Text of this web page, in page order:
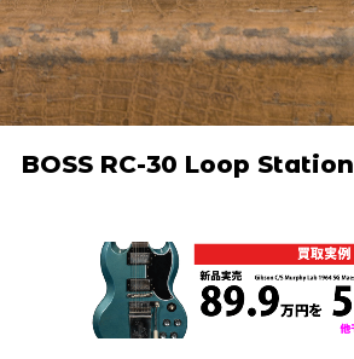
BOSS RC-30 Loop Station